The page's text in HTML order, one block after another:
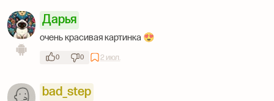
Дарья
очень красивая картинка 😍
0 0 2 июл.
bad_step